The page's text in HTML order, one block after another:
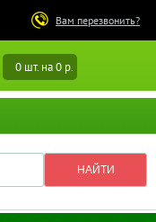
Вам перезвонить?
0 шт. на 0 р.